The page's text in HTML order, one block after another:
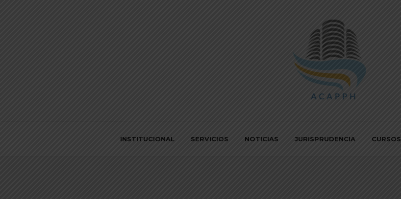
INSTITUCIONAL SERVICIOS NOTICIAS JURISPRUDENCIA CURSOS